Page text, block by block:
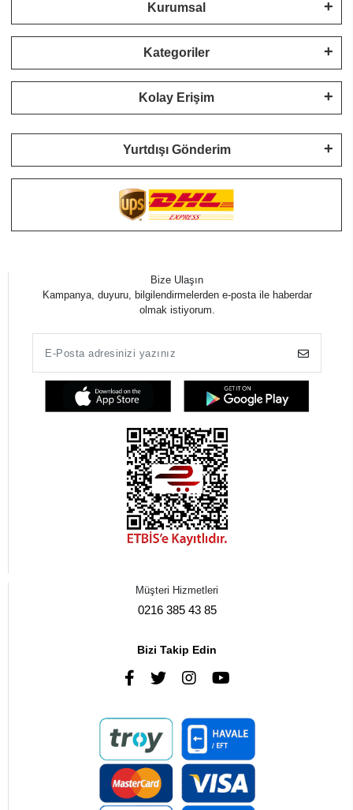
Kurumsal
Kategoriler
Kolay Erişim
Yurtdışı Gönderim
Bize Ulaşın
Kampanya, duyuru, bilgilendirmelerden e-posta ile haberdar
olmak istiyorum.
Müşteri Hizmetleri
0216 385 43 85
Bizi Takip Edin